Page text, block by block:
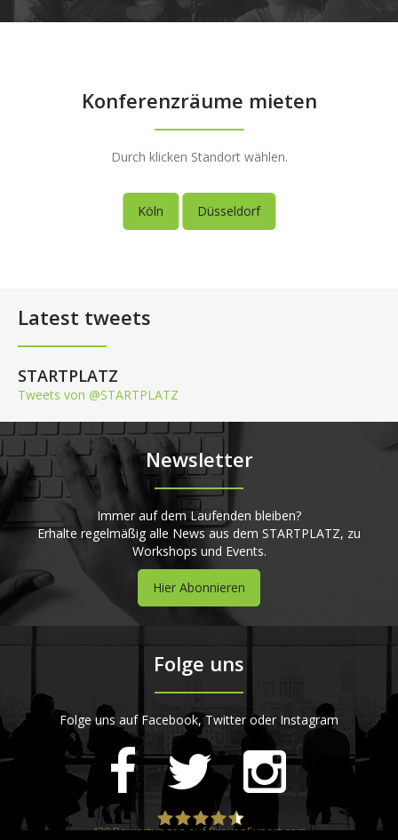
Konferenzräume mieten
Durch klicken Standort wählen.
Köln Düsseldorf
Latest tweets
STARTPLATZ
Tweets von @STARTPLATZ
Newsletter
Immer auf dem Laufenden bleiben?
Erhalte regelmäßig alle News aus dem STARTPLATZ, zu
Workshops und Events.
Hier Abonnieren
Folge uns
Folge uns auf Facebook, Twitter oder Instagram
420Bewertungen auf ProvenExpert.com